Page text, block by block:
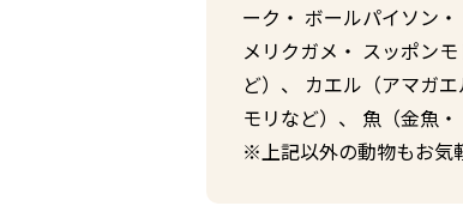
ーク・ ボールパイソン
メリクガメ・ スッポン
ど）、 カエル（アマガ
モリなど）、 魚（金魚・
※上記以外の動物もお気